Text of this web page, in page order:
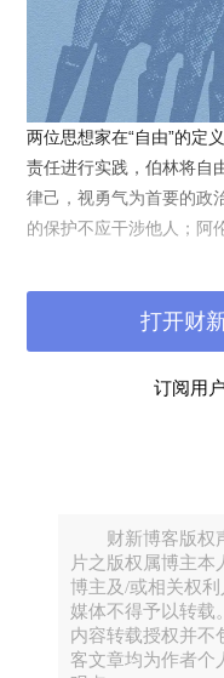
两位思想家在“自由”的定
责任进行实践，伯林将自
律己，视勇气为首要的政
的保护不应干涉他人；阿
订阅用
打开财
财新博客版权声
片之版权属博主本
博主及/或相关权
媒体不得予以转载
内容转载授权并不
客文章均为作者个